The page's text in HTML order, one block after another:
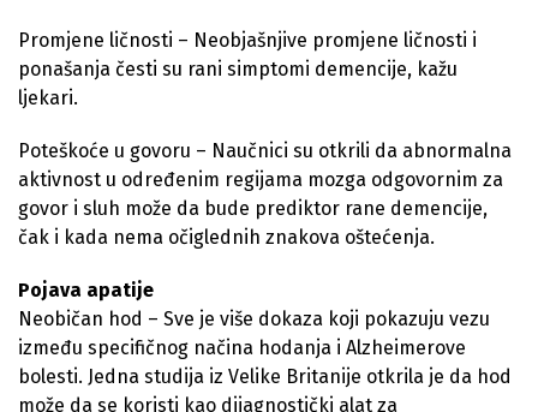
Promjene ličnosti – Neobjašnjive promjene ličnosti i
ponašanja česti su rani simptomi demencije, kažu
ljekari.
Poteškoće u govoru – Naučnici su otkrili da abnormalna
aktivnost u određenim regijama mozga odgovornim za
govor i sluh može da bude prediktor rane demencije,
čak i kada nema očiglednih znakova oštećenja.
Pojava apatije
Neobičan hod – Sve je više dokaza koji pokazuju vezu
između specifičnog načina hodanja i Alzheimerove
bolesti. Jedna studija iz Velike Britanije otkrila je da hod
može da se koristi kao dijagnostički alat za